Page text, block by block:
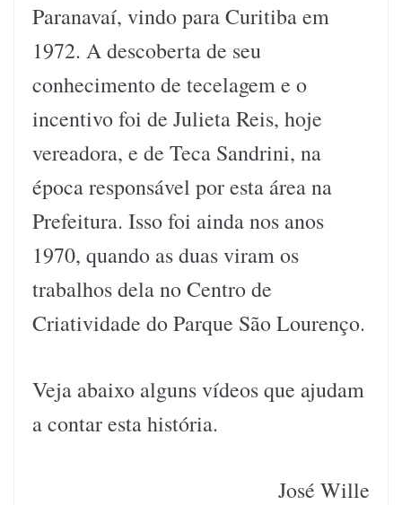
Paranavaí, vindo para Curitiba em
1972. A descoberta de seu
conhecimento de tecelagem e o
incentivo foi de Julieta Reis, hoje
vereadora, e de Teca Sandrini, na
época responsável por esta área na
Prefeitura. Isso foi ainda nos anos
1970, quando as duas viram os
trabalhos dela no Centro de
Criatividade do Parque São Lourenço.
Veja abaixo alguns vídeos que ajudam
a contar esta história.
José Wille